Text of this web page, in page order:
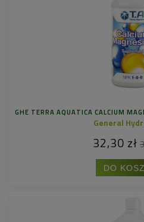
GHE TERRA AQUATICA CALCIUM
General
32,30 zł
DO